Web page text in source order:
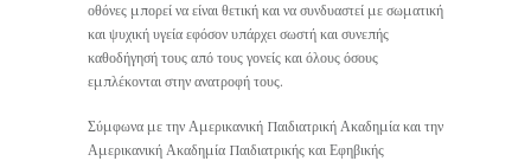
οθόνες μπορεί να είναι θετική και να συνδυαστεί με σωματική
και ψυχική υγεία εφόσον υπάρχει σωστή και συνεπής
καθοδήγησή τους από τους γονείς και όλους όσους
εμπλέκονται στην ανατροφή τους.
Σύμφωνα με την Αμερικανική Παιδιατρική Ακαδημία και την
Αμερικανική Ακαδημία Παιδιατρικής και Εφηβικής